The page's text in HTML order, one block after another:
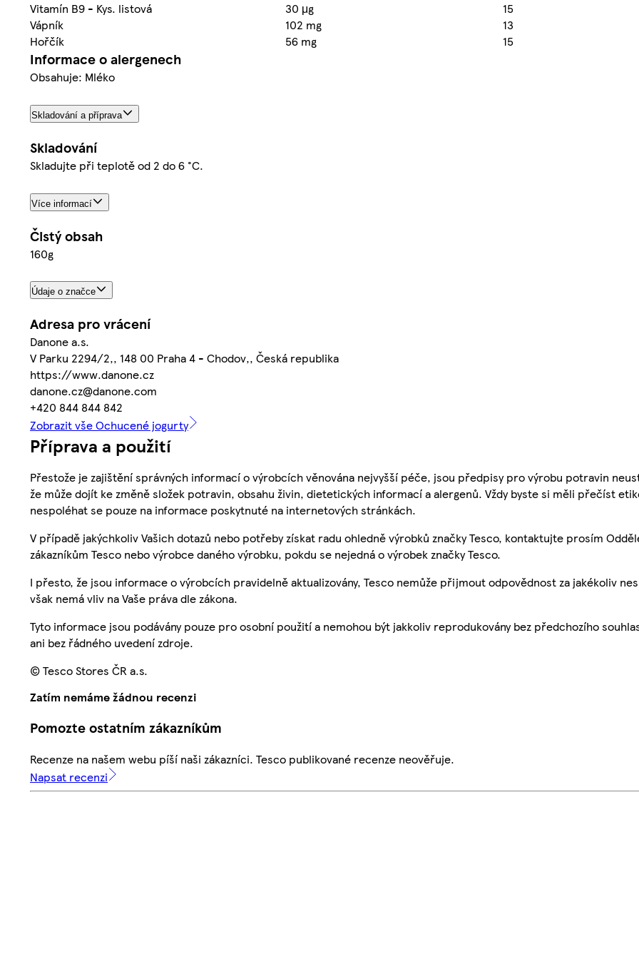
Vitamín B9 - Kys. listová 30 μg
15
Vápník
102 mg
13
Hořčík
56 mg 15
Informace o alergenech
Obsahuje: Mléko
Skladování a příprava
Skladování
Skladujte při teplotě od 2 do 6 °C.
Více informací
Čistý obsah
160g
Údaje o značce
Adresa pro vrácení
Danone a.s.
V Parku 2294/2,, 148 00 Praha 4 - Chodov,, Česká republika
https://www.danone.cz
danone.cz@danone.com
+420 844 844 842
Zobrazit vše Ochucené jogurty
Příprava a použití
Přestože je zajištění správných informací o výrobcích věnována nejvyšší péče, jsou předpisy pro výrobu potravin
že může dojít ke změně složek potravin, obsahu živin, dietetických informací a alergenů. Vždy byste si měli přečíst
nespoléhat se pouze na informace poskytnuté na internetových stránkách.
V případě jakýchkoliv Vašich dotazů nebo potřeby získat radu ohledně výrobků značky Tesco, kontaktujte prosím
zákazníkům Tesco nebo výrobce daného výrobku, pokdu se nejedná o výrobek značky Tesco.
I přesto, že jsou informace o výrobcích pravidelně aktualizovány, Tesco nemůže přijmout odpovědnost za jakékoliv
však nemá vliv na Vaše práva dle zákona.
Tyto informace jsou podávány pouze pro osobní použití a nemohou být jakkoliv reprodukovány bez předchozího
ani bez řádného uvedení zdroje.
© Tesco Stores ČR a.s.
Zatím nemáme žádnou recenzi
Pomozte ostatním zákazníkům
Recenze na našem webu píší naši zákazníci. Tesco publikované recenze neověřuje.
Napsat recenzi